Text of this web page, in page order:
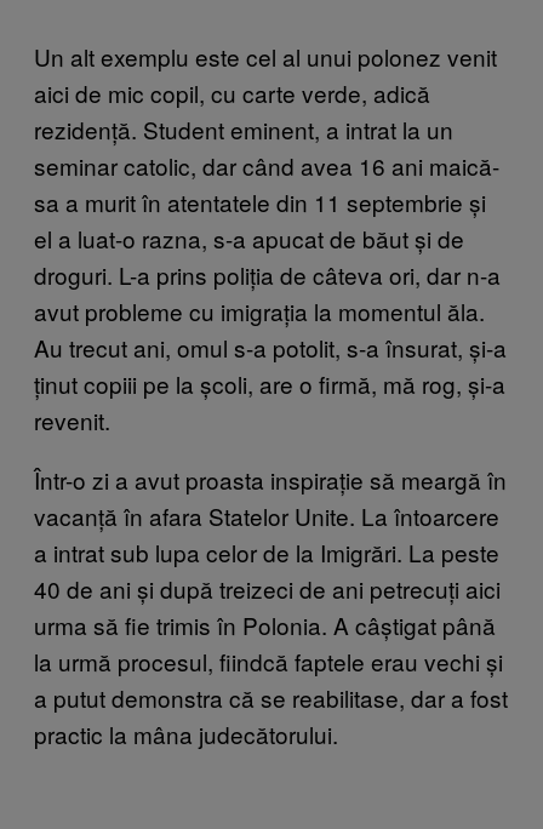
Un alt exemplu este cel al unui polonez venit
aici de mic copil, cu carte verde, adică
rezidență. Student eminent, a intrat la un
seminar catolic, dar când avea 16 ani maică-
sa a murit în atentatele din 11 septembrie și
el a luat-o razna, s-a apucat de băut și de
droguri. L-a prins poliția de câteva ori, dar n-a
avut probleme cu imigrația la momentul ăla.
Au trecut ani, omul s-a potolit, s-a însurat, și-a
ținut copiii pe la școli, are o firmă, mă rog, și-a
revenit.
Într-o zi a avut proasta inspirație să meargă în
vacanță în afara Statelor Unite. La întoarcere
a intrat sub lupa celor de la Imigrări. La peste
40 de ani și după treizeci de ani petrecuți aici
urma să fie trimis în Polonia. A câștigat până
la urmă procesul, fiindcă faptele erau vechi și
a putut demonstra că se reabilitase, dar a fost
practic la mâna judecătorului.